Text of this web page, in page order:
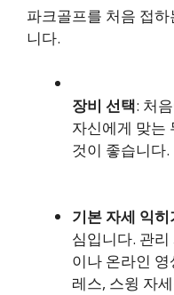
파크골프를 처음 접
니다.
장비 선택: 처
자신에게 맞는
것이 좋습니다.
기본 자세 익히
심입니다. 관
이나 온라인
레스, 스윙 자